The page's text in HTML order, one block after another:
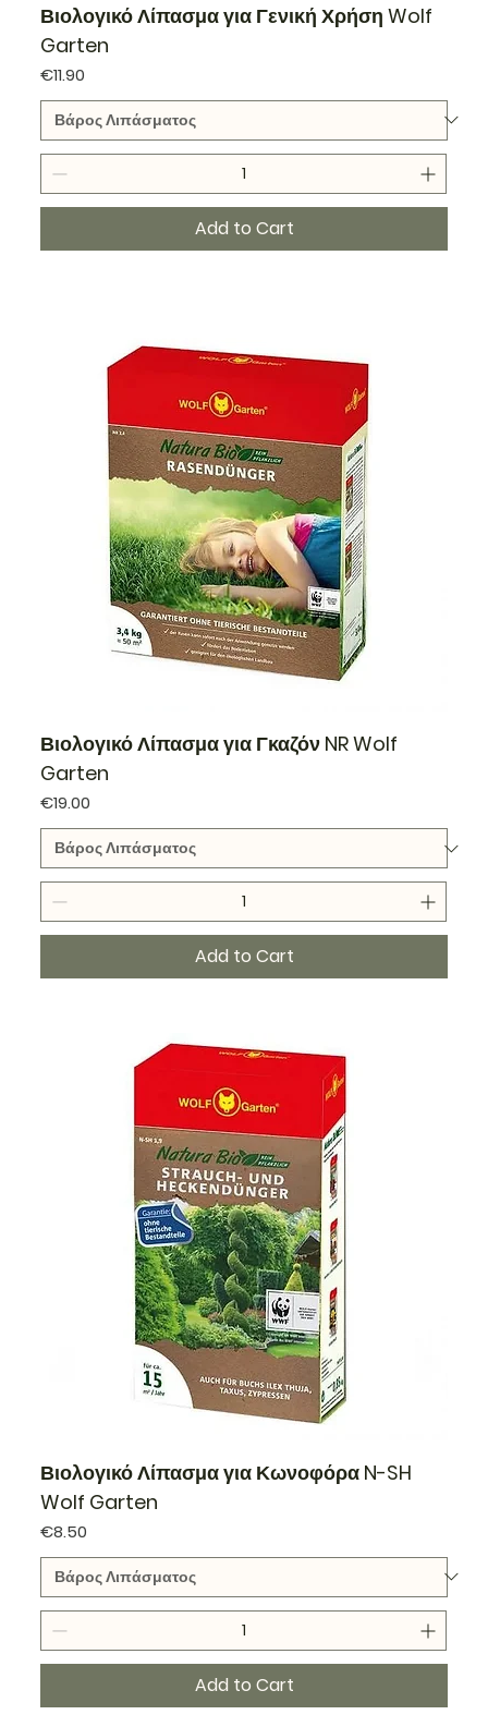
Βιολογικό Λίπασμα για Γενική Χρήση Wolf
Garten
Price
€11.90
Add to Cart
Βιολογικό Λίπασμα για Γκαζόν NR Wolf
Garten
Price
€19.00
Add to Cart
Βιολογικό Λίπασμα για Κωνοφόρα N-SH
Wolf Garten
Price
€8.50
Add to Cart